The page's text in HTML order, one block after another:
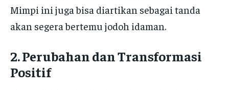
Mimpi ini juga bisa diartikan sebagai tanda
akan segera bertemu jodoh idaman.
2. Perubahan dan Transformasi
Positif